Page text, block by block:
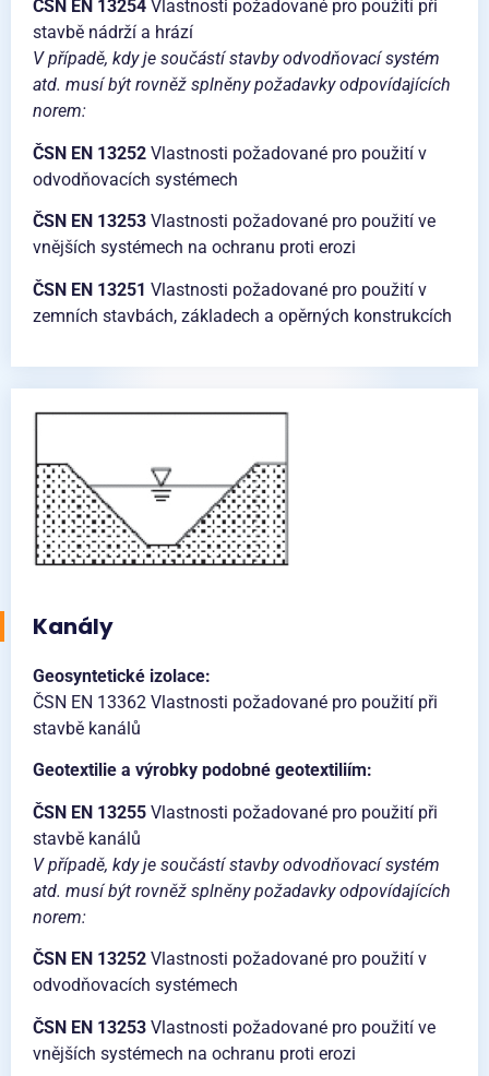
ČSN EN 13254 Vlastnosti požadované pro použití při
stavbě nádrží a hrází
V případě, kdy je součástí stavby odvodňovací systém
atd. musí být rovněž splněny požadavky odpovídajících
norem:
ČSN EN 13252 Vlastnosti požadované pro použití v
odvodňovacích systémech
ČSN EN 13253 Vlastnosti požadované pro použití ve
vnějších systémech na ochranu proti erozi
ČSN EN 13251 Vlastnosti požadované pro použití v
zemních stavbách, základech a opěrných konstrukcích
Kanály
Geosyntetické izolace:
ČSN EN 13362 Vlastnosti požadované pro použití při
stavbě kanálů
Geotextilie a výrobky podobné geotextiliím:
ČSN EN 13255 Vlastnosti požadované pro použití při
stavbě kanálů
V případě, kdy je součástí stavby odvodňovací systém
atd. musí být rovněž splněny požadavky odpovídajících
norem:
ČSN EN 13252 Vlastnosti požadované pro použití v
odvodňovacích systémech
ČSN EN 13253 Vlastnosti požadované pro použití ve
vnějších systémech na ochranu proti erozi